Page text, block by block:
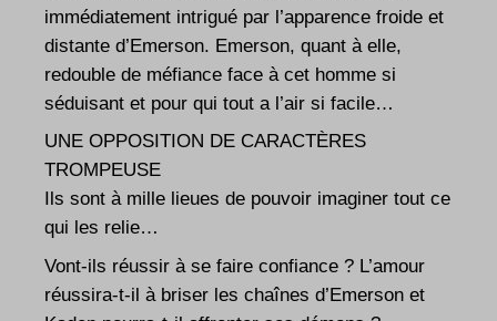
immédiatement intrigué par l’apparence froide et
distante d’Emerson. Emerson, quant à elle,
redouble de méfiance face à cet homme si
séduisant et pour qui tout a l’air si facile…
UNE OPPOSITION DE CARACTÈRES
TROMPEUSE
Ils sont à mille lieues de pouvoir imaginer tout ce
qui les relie…
Vont-ils réussir à se faire confiance ? L’amour
réussira-t-il à briser les chaînes d’Emerson et